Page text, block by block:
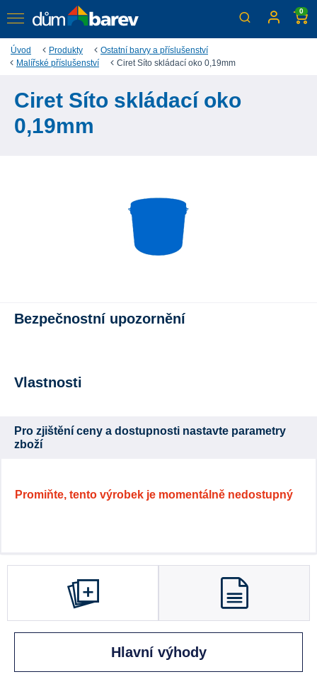
0
Úvod Produkty
Ostatní barvy a příslušenství
Malířské příslušenství
Ciret Síto skládací oko 0,19mm
Ciret Síto skládací oko
0,19mm
Bezpečnostní upozornění
Vlastnosti
Pro zjištění ceny a dostupnosti nastavte parametry
zboží
Promiňte, tento výrobek je momentálně nedostupný
Hlavní výhody